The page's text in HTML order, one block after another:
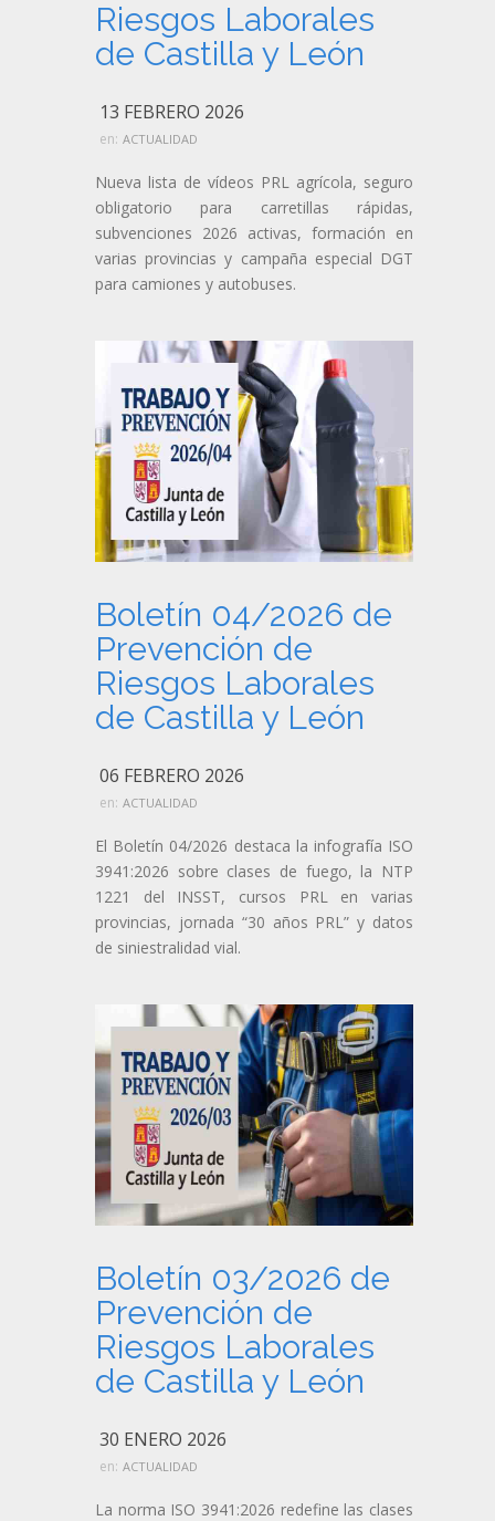
Riesgos Laborales
de Castilla y León
13 FEBRERO 2026
en: ACTUALIDAD
Nueva lista de vídeos PRL agrícola, seguro
obligatorio para carretillas rápidas,
subvenciones 2026 activas, formación en
varias provincias y campaña especial DGT
para camiones y autobuses.
Boletín 04/2026 de
Prevención de
Riesgos Laborales
de Castilla y León
06 FEBRERO 2026
en: ACTUALIDAD
El Boletín 04/2026 destaca la infografía ISO
3941:2026 sobre clases de fuego, la NTP
1221 del INSST, cursos PRL en varias
provincias, jornada “30 años PRL” y datos
de siniestralidad vial.
Boletín 03/2026 de
Prevención de
Riesgos Laborales
de Castilla y León
30 ENERO 2026
en: ACTUALIDAD
La norma ISO 3941:2026 redefine las clases